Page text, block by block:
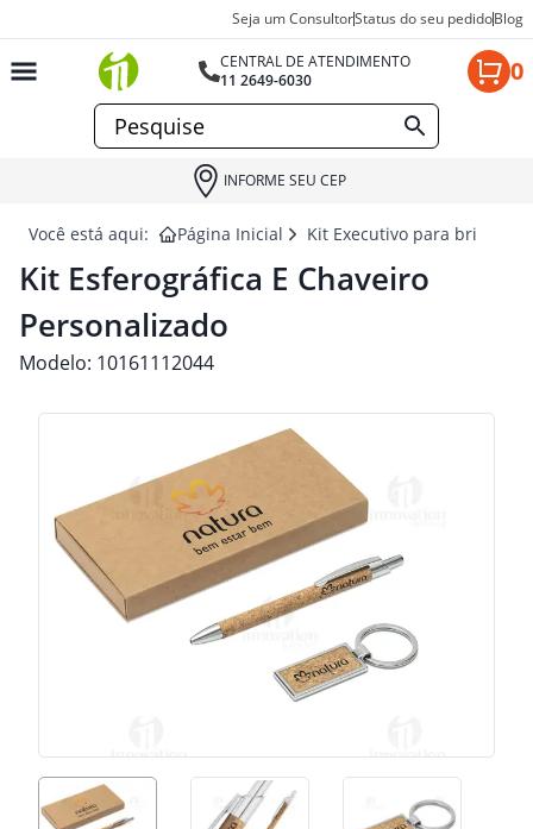
Seja um ConsultorStatus do seu pedidoBlog
CENTRAL DE ATENDIMENTO
11 2649-6030
0
INFORME SEU CEP
Você está aqui: Página Inicial Kit Executivo para brindes
Kit Esferográfica E Chaveiro
Personalizado
Modelo: 10161112044